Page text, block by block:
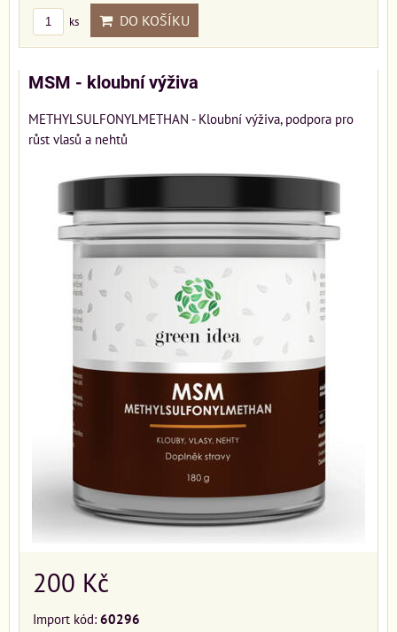
ks DO KOŠÍKU
MSM - kloubní výživa
METHYLSULFONYLMETHAN - Kloubní výživa, podpora pro
růst vlasů a nehtů
200 Kč
Import kód: 60296